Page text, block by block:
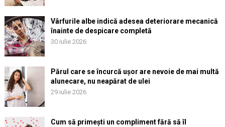
Vârfurile albe indică adesea deteriorare mecanică
înainte de despicare completă
30 iulie 2026
Părul care se încurcă ușor are nevoie de mai multă
alunecare, nu neapărat de ulei
29 iulie 2026
Cum să primești un compliment fără să îl